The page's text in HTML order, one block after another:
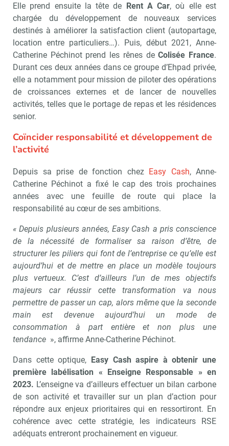
Elle prend ensuite la tête de Rent A Car, où elle est
chargée du développement de nouveaux services
destinés à améliorer la satisfaction client (autopartage,
location entre particuliers…). Puis, début 2021, Anne-
Catherine Péchinot prend les rênes deColisée France.
Durant ces deux années dans ce groupe d’Ehpad privée,
elle a notamment pour mission de piloter des opérations
de croissances externes et de lancer de nouvelles
activités, telles que le portage de repas et les résidences
senior.
Coïncider responsabilité et développement de
l’activité
Depuis sa prise de fonction chez Easy Cash, Anne-
Catherine Péchinot a fixé le cap des trois prochaines
années avec une feuille de route qui place la
responsabilité au cœur de ses ambitions.
« Depuis plusieurs années, Easy Cash a pris conscience
de la nécessité de formaliser sa raison d’être, de
structurer les piliers qui font de l’entreprise ce qu’elle est
aujourd’hui et de mettre en place un modèle toujours
plus vertueux. C’est d’ailleurs l’un de mes objectifs
majeurs car réussir cette transformation va nous
permettre de passer un cap, alors même que la seconde
main est devenue aujourd’hui un mode de
consommation à part entière et non plus une
tendance », affirme Anne-Catherine Péchinot.
Dans cette optique, Easy Cash aspire à obtenir une
première labélisation « Enseigne Responsable » en
2023. L’enseigne va d’ailleurs effectuer un bilan carbone
de son activité et travailler sur un plan d’action pour
répondre aux enjeux prioritaires qui en ressortiront. En
cohérence avec cette stratégie, les indicateurs RSE
adéquats entreront prochainement en vigueur.